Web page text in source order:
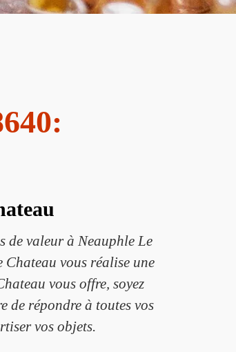
de valeur à Neauphle Le
vous réalise une
vous offre, soyez
de répondre à toutes vos
vos objets.